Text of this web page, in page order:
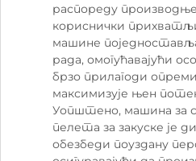
распореду
кориснички
машине
рада, омогућавајући
брзо прилагоди
максимизује њен
Уопштено, машина за
пелета за закуске је
обезбеди поуздану